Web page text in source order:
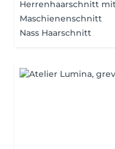
Herrenhaarschnitt
Maschienenschnitt
Nass Haarschnitt